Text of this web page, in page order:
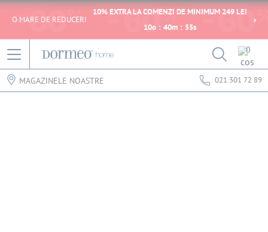
O MARE DE REDUCERI
10% EXTRA LA COMENZI DE MINIMUM 249 LEI
10o : 40m : 55s
0
MAGAZINELE NOASTRE 021 301 72 89